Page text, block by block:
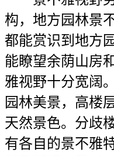
构，地方园林景
都能赏识到地方
能瞭望余荫山房
雅视野十分宽阔
园林美景，高楼
天然景色。分歧
有各自的景不雅